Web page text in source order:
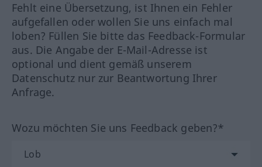
Fehlt eine Übersetzung, ist Ihnen ein Fehler
aufgefallen oder wollen Sie uns einfach mal
loben? Füllen Sie bitte das Feedback-Formular
aus. Die Angabe der E-Mail-Adresse ist
optional und dient gemäß unserem
Datenschutz nur zur Beantwortung Ihrer
Anfrage.
Wozu möchten Sie uns Feedback geben?*